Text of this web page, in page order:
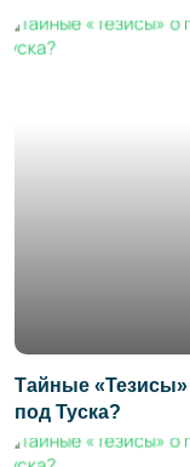
Тайные
под Туска?